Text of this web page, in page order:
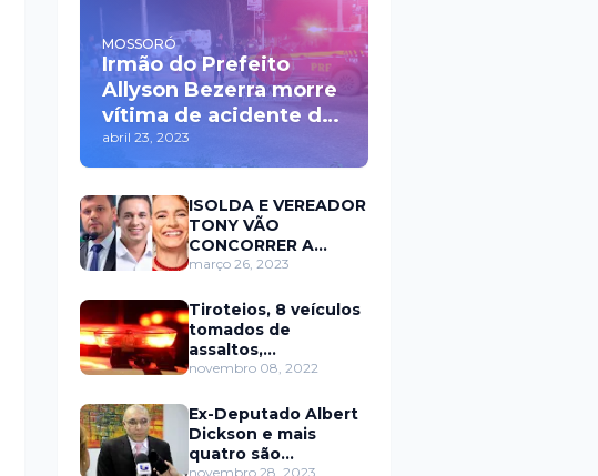
MOSSORÓ
Irmão do Prefeito
Allyson Bezerra morre
vítima de acidente de
trânsito durante a
madrugada na BR 110
em Mossoró
abril 23, 2023
ISOLDA E VEREADOR
TONY VÃO
CONCORRER A
PREFEITURA DE
março 26, 2023
Tiroteios, 8 veículos
tomados de
assaltos,
ARRASTÕES em
encontrado morto
novembro 08, 2022
Ex-Deputado Albert
Dickson e mais
quatro são
novembro 28, 2023